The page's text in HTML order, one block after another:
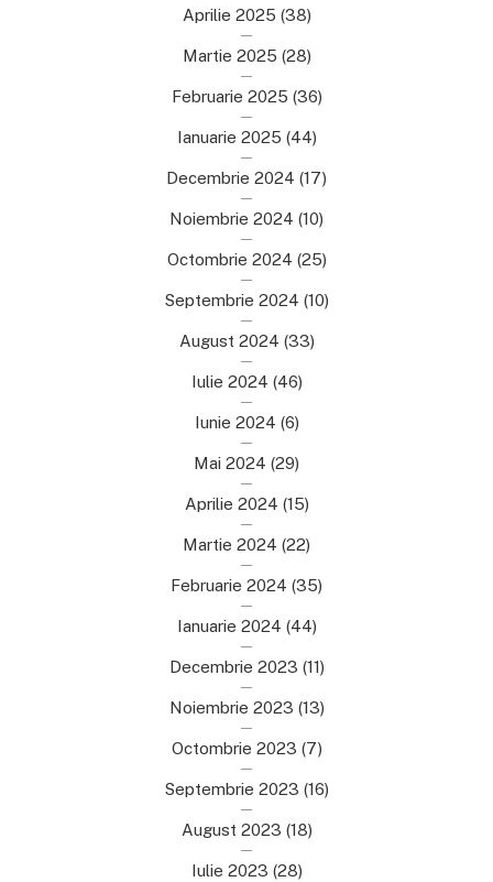
Aprilie 2025 (38)
Martie 2025 (28)
Februarie 2025 (36)
Ianuarie 2025 (44)
Decembrie 2024 (17)
Noiembrie 2024 (10)
Octombrie 2024 (25)
Septembrie 2024 (10)
August 2024 (33)
Iulie 2024 (46)
Iunie 2024 (6)
Mai 2024 (29)
Aprilie 2024 (15)
Martie 2024 (22)
Februarie 2024 (35)
Ianuarie 2024 (44)
Decembrie 2023 (11)
Noiembrie 2023 (13)
Octombrie 2023 (7)
Septembrie 2023 (16)
August 2023 (18)
Iulie 2023 (28)